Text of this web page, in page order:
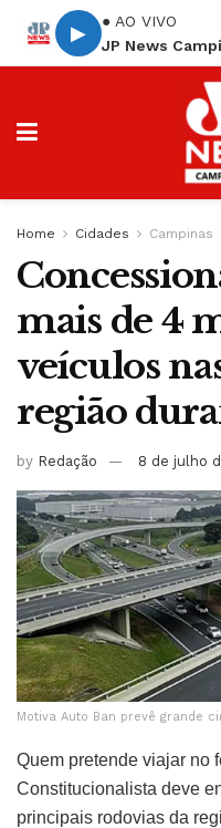
▶
● AO VIVO
JP News
Home Cidades Campinas
mais de 4
veículos
região
by Redação 8 de julho
Motiva Auto Ban prevê grande
Quem pretende viajar no
Constitucionalista deve
principais rodovias da